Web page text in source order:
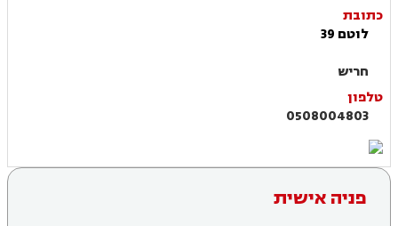
כתובת
לוטם 39
חריש
טלפון
0508004803
פניה אישית